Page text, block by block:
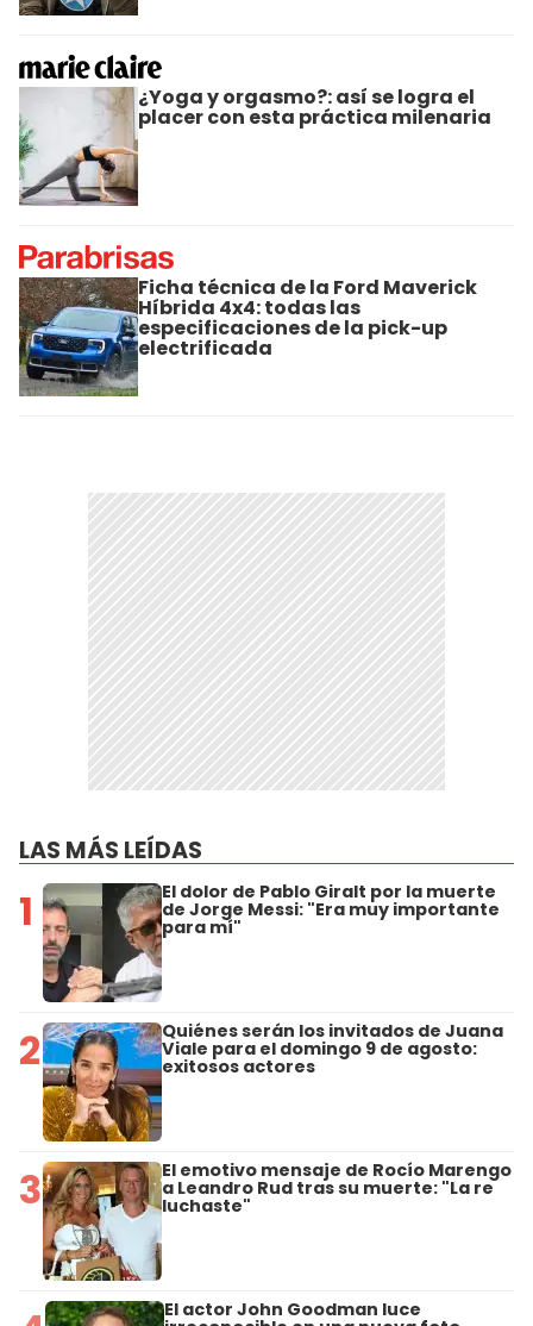
¿Yoga y orgasmo?: así se logra el
placer con esta práctica milenaria
Ficha técnica de la Ford Maverick
Híbrida 4x4: todas las
especificaciones de la pick-up
electrificada
LAS MÁS LEÍDAS
1 El dolor de Pablo Giralt por la muerte
de Jorge Messi: "Era muy importante
para mí"
2 Quiénes serán los invitados de Juana
Viale para el domingo 9 de agosto:
exitosos actores
3 El emotivo mensaje de Rocío Marengo
a Leandro Rud tras su muerte: "La re
luchaste"
El actor John Goodman luce